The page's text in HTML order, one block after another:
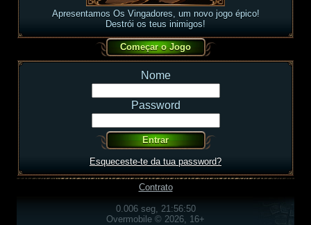
Apresentamos Os Vingadores, um novo jogo épico!
Destrói os teus inimigos!
Nome
Password
Esqueceste-te da tua password?
Contrato
0.006 seg, 21:56:50
Overmobile © 2026, 16+